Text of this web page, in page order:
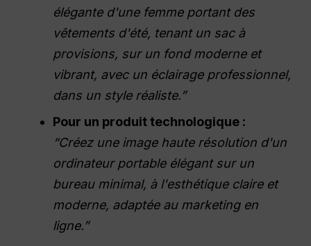
élégante d'une femme portant des
vêtements d'été, tenant un sac à
provisions, sur un fond moderne et
vibrant, avec un éclairage professionnel,
dans un style réaliste.”
Pour un produit technologique :
“Créez une image haute résolution d'un
ordinateur portable élégant sur un
bureau minimal, à l'esthétique claire et
moderne, adaptée au marketing en
ligne.”